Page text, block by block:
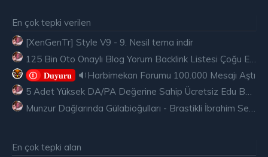
En çok tepki verilen
[XenGenTr] Style V9 - 9. Nesil tema indir
𝐃𝐮𝐲𝐮𝐫𝐮
🔉Harbimekan Forumu 100.000 Mesajı Aştı
5 Adet Yüksek DA/PA Değerine Sahip Ücretsiz Edu Backlink
En çok tepki alan